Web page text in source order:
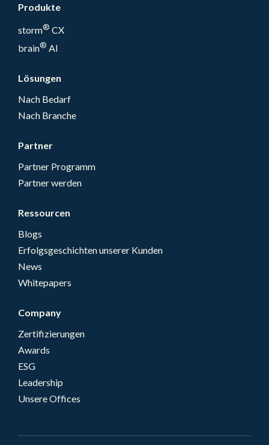
Produkte
storm® CX
brain® AI
Lösungen
Nach Bedarf
Nach Branche
Partner
Partner Programm
Partner werden
Ressourcen
Blogs
Erfolgsgeschichten unserer Kunden
News
Whitepapers
Company
Zertifizierungen
Awards
ESG
Leadership
Unsere Offices